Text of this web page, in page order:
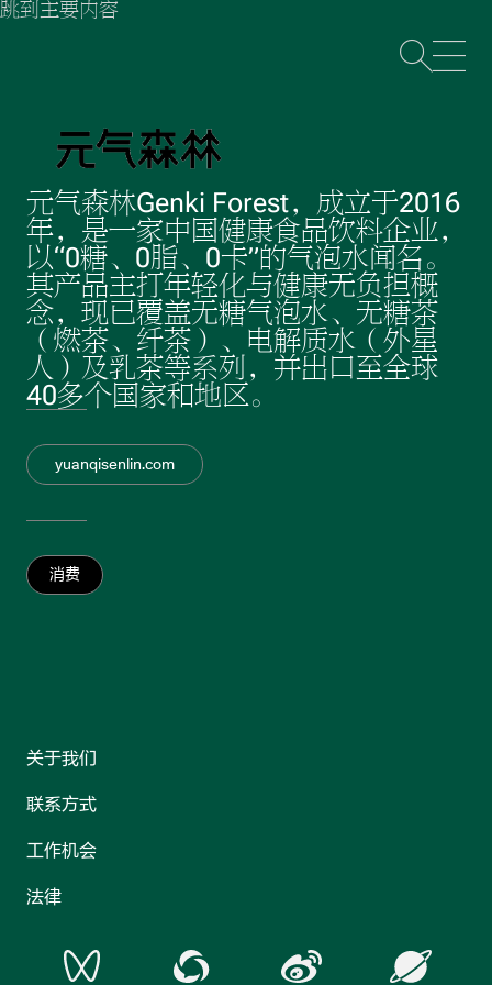
跳到主要内容
打
元气森林Genki Forest，成立于2016
年，是一家中国健康食品饮料企业，
以“0糖、0脂、0卡”的气泡水闻名。
其产品主打年轻化与健康无负担概
念，现已覆盖无糖气泡水、无糖茶
（燃茶、纤茶）、电解质水（外星
人）及乳茶等系列，并出口至全球
40多个国家和地区。
yuanqisenlin.com
消费
关于我们
联系方式
工作机会
法律